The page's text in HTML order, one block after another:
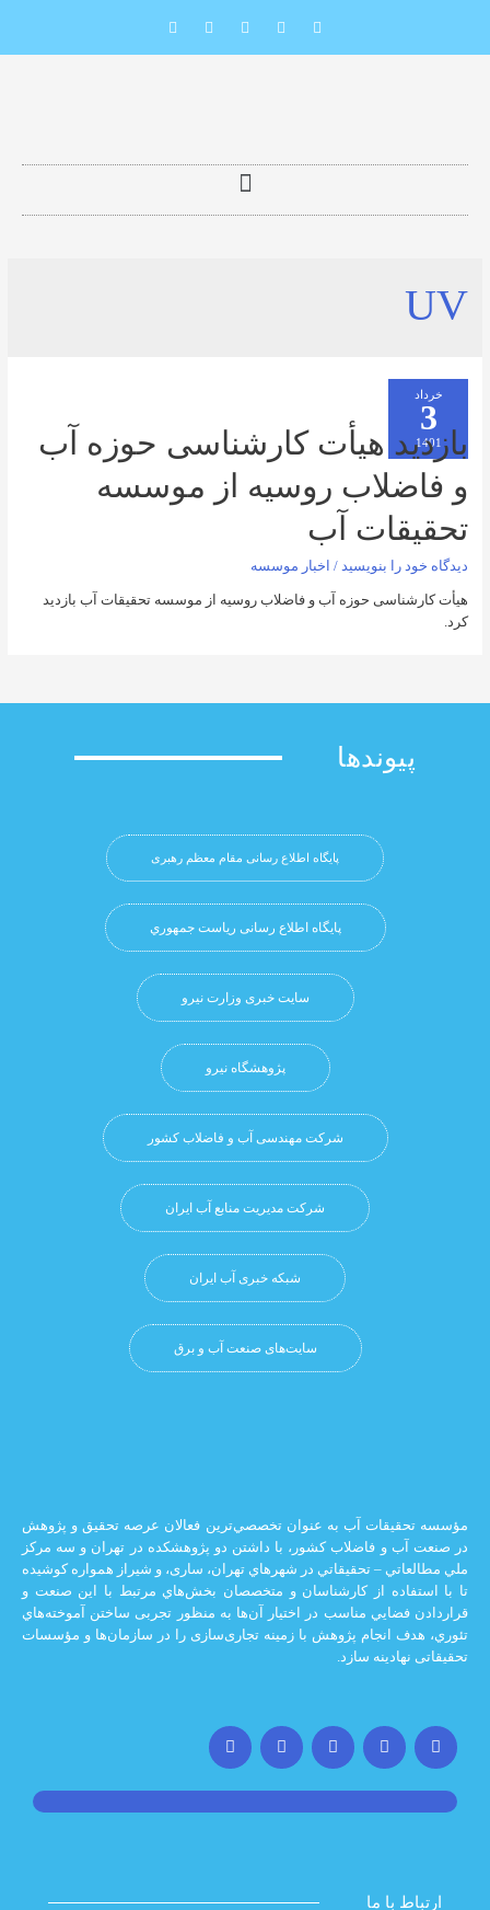
هیأت کارشناسی حوزه آب
روسیه از موسسه
آب
بنویسید /اخبار موسسه
حوزه آب و فاضلاب روسیه از موسسه تحقیقات آب بازدید
پایگاه اطلاع رسانی مقام معظم رهبری
پایگاه اطلاع رسانی ریاست جمهوري
سایت خبری وزارت نیرو
پژوهشگاه نيرو
شرکت مهندسی آب و فاضلاب کشور
شرکت مدیریت منابع آب ایران
شبکه خبری آب ایران
سایت‌های صنعت آب و برق
آب به عنوان تخصصي‌ترين فعالان عرصه تحقيق و پژوهش
و فاضلاب كشور، با داشتن دو پژوهشكده در تهران و سه مركز
– تحقيقاتي در شهرهاي تهران،‌ ساری، و شيراز‌ همواره كوشيده
از كارشناسان و متخصصان بخش‌هاي مرتبط با اين صنعت و
مناسب در اختيار آن‌ها به منظور تجربی ساختن آموخته‌هاي
انجام پژوهش با زمينه تجاری‌سازی را در سازمان‌ها و مؤسسات
سازد.